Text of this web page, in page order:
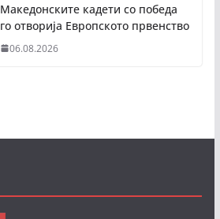
Македонските кадети со победа
го отворија Европското првенство
06.08.2026